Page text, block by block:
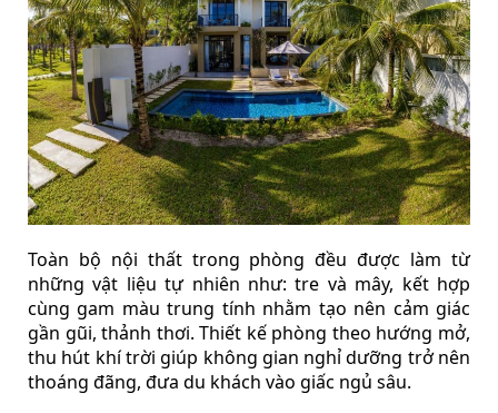
Toàn bộ nội thất trong phòng đều được làm từ
những vật liệu tự nhiên như: tre và mây, kết hợp
cùng gam màu trung tính nhằm tạo nên cảm giác
gần gũi, thảnh thơi. Thiết kế phòng theo hướng mở,
thu hút khí trời giúp không gian nghỉ dưỡng trở nên
thoáng đãng, đưa du khách vào giấc ngủ sâu.